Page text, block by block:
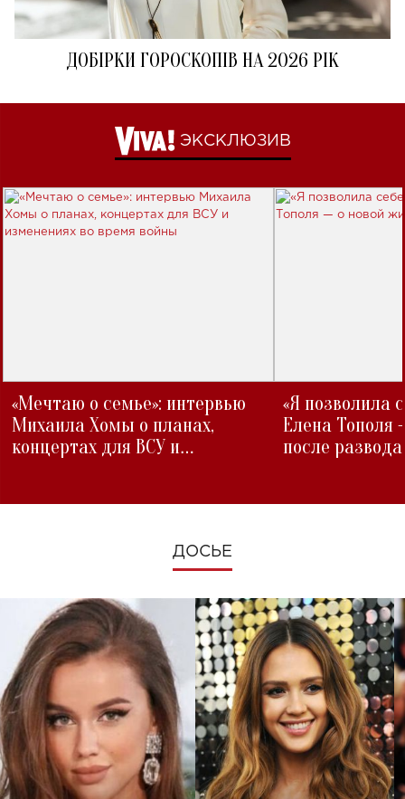
ДОБІРКИ ГОРОСКОПІВ НА 2026 РІК
ЭКСКЛЮЗИВ
«Мечтаю о семье»: интервью
Михаила Хомы о планах,
концертах для ВСУ и
«Я позволила
Елена Тополя
после развода
ДОСЬЕ